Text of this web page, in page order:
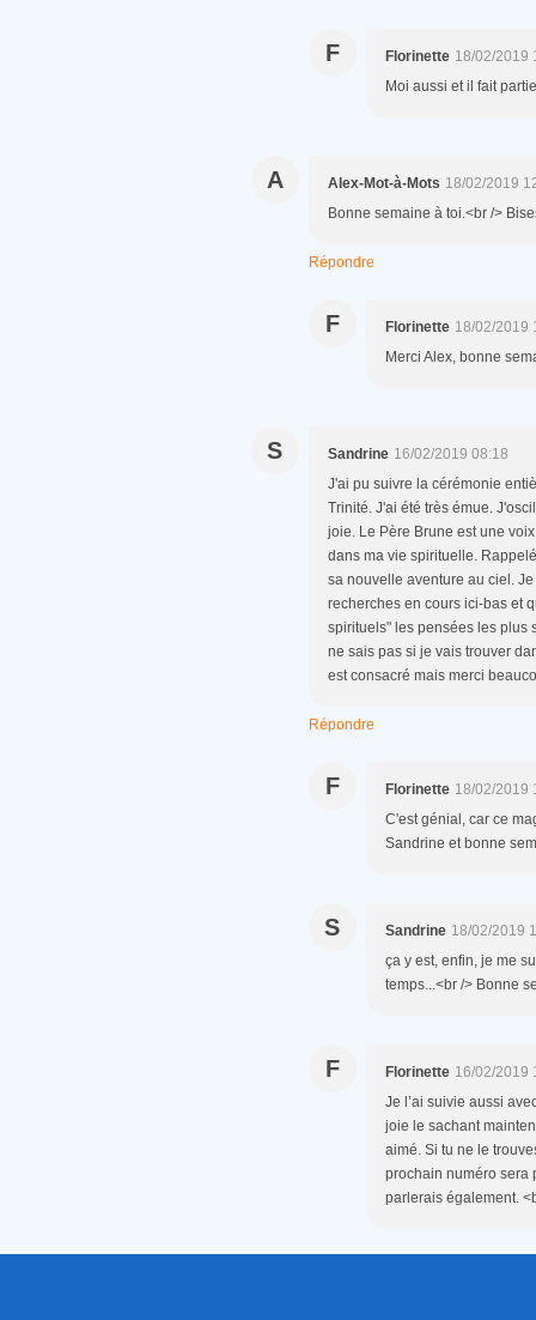
F Florinette 18/02/2019
Moi aussi et il fait
A Alex-Mot-à-Mots 18/02/2019
Bonne semaine à toi.<br />
Répondre
F Florinette 18/02/2019
Merci Alex, bonne
S Sandrine 16/02/2019 08:18
J'ai pu suivre la cérémonie
Trinité. J'ai été très émue.
joie. Le Père Brune est une
dans ma vie spirituelle.
sa nouvelle aventure au ciel.
recherches en cours ici-bas et
spirituels" les pensées les plus
ne sais pas si je vais trouver
est consacré mais merci
Répondre
F Florinette 18/02/2019
C'est génial, car ce
Sandrine et bonne
S Sandrine 18/02/2019
ça y est, enfin, je me
temps...<br /> Bonne
F Florinette 16/02/2019
Je l’ai suivie aussi
joie le sachant
aimé. Si tu ne le
prochain numéro sera
parlerais également.